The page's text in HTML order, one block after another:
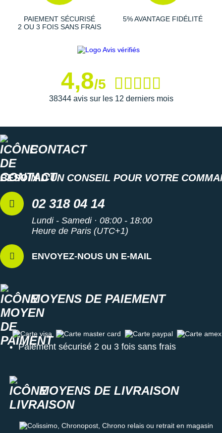
Semelle intérieure amovible : idéale pour des raisons
Éléments réfléchissants : visibilité et sécurité
Footshape : standard
Les autres produitsAltra
PAIEMENT SÉCURISÉ
2 OU 3 FOIS SANS FRAIS
5% AVANTAGE FIDÉLITÉ
4,8/5
38344 avis sur les 12 derniers mois
CONTACT
BESOIN D'UN CONSEIL POUR VOTRE
02 318 04 14
Lundi - Samedi · 08:00 - 18:00
Heure de Paris (UTC+1)
ENVOYEZ-NOUS UN E-MAIL
MOYENS DE PAIEMENT
Carte visa Carte master card Carte paypal Carte amex
Paiement sécurisé 2 ou 3 fois sans frais
MOYENS DE LIVRAISON
Colissimo, Chronopost, Chrono relais ou retrait en magasin